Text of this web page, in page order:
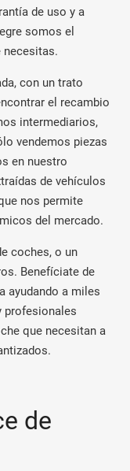
de uso y a
somos el
necesitas.
con un trato
el recambio
intermediarios,
vendemos piezas
en nuestro
de vehículos
nos permite
del mercado.
coches, o un
Benefíciate de
ayudando a miles
profesionales
que necesitan a
de